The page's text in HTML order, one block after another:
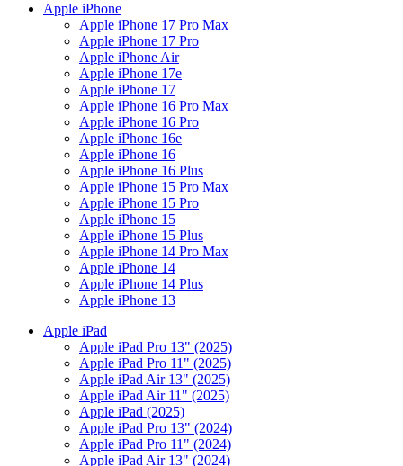
Apple iPhone
Apple iPhone 17 Pro Max
Apple iPhone 17 Pro
Apple iPhone Air
Apple iPhone 17e
Apple iPhone 17
Apple iPhone 16 Pro Max
Apple iPhone 16 Pro
Apple iPhone 16e
Apple iPhone 16
Apple iPhone 16 Plus
Apple iPhone 15 Pro Max
Apple iPhone 15 Pro
Apple iPhone 15
Apple iPhone 15 Plus
Apple iPhone 14 Pro Max
Apple iPhone 14
Apple iPhone 14 Plus
Apple iPhone 13
Apple iPad
Apple iPad Pro 13" (2025)
Apple iPad Pro 11" (2025)
Apple iPad Air 13" (2025)
Apple iPad Air 11" (2025)
Apple iPad (2025)
Apple iPad Pro 13" (2024)
Apple iPad Pro 11" (2024)
Apple iPad Air 13" (2024)